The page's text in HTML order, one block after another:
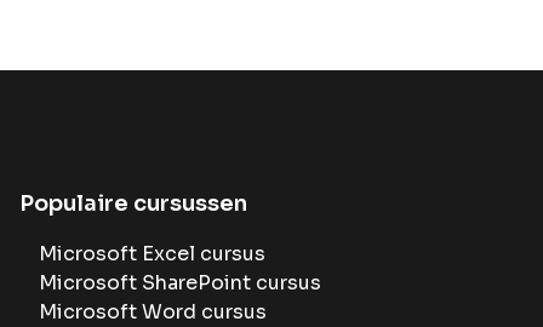
Populaire cursussen
Microsoft Excel cursus
Microsoft SharePoint cursus
Microsoft Word cursus